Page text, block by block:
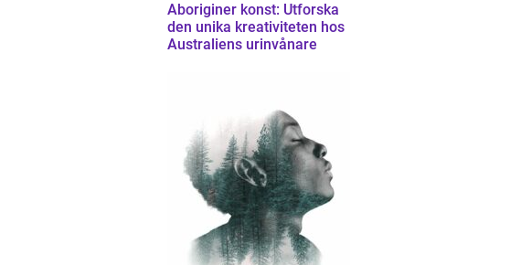
Aboriginer konst: Utforska
den unika kreativiteten hos
Australiens urinvånare